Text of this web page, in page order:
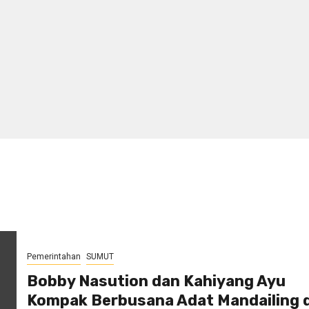
Pemerintahan SUMUT
Bobby Nasution dan Kahiyang Ayu
Kompak Berbusana Adat Mandailing